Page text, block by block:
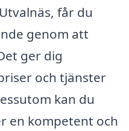
får du
genom att
ger dig
och tjänster
kan du
en kompetent och